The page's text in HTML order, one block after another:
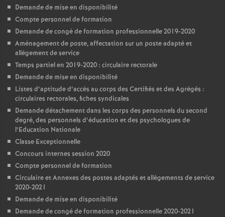
Demande de mise en disponibilité
Compte personnel de formation
Demande de congé de formation professionnelle 2019-2020
Aménagement de poste, affectation sur un poste adapté et
allégement de service
Temps partiel en 2019-2020 : circulaire rectorale
Demande de mise en disponibilité
Listes d’aptitude d’accès au corps des Certifiés et des Agrégés :
circulaires rectorales, fiches syndicales
Demande détachement dans les corps des personnels du second
degré, des personnels d’éducation et des psychologues de
l’Education Nationale
Classe Exceptionnelle
Concours internes session 2020
Compte personnel de formation
Circulaire et Annexes des postes adaptés et allègements de service
2020-2021
Demande de mise en disponibilité
Demande de congé de formation professionnelle 2020-2021